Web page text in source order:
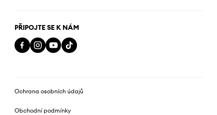
PŘIPOJTE SE K NÁM
Ochrana osobních údajů
Obchodní podmínky